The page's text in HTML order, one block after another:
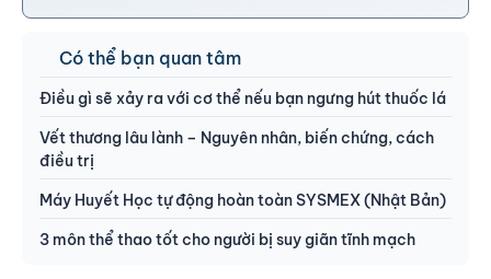
Có thể bạn quan tâm
Điều gì sẽ xảy ra với cơ thể nếu bạn ngưng hút thuốc lá
Vết thương lâu lành – Nguyên nhân, biến chứng, cách
điều trị
Máy Huyết Học tự động hoàn toàn SYSMEX (Nhật Bản)
3 môn thể thao tốt cho người bị suy giãn tĩnh mạch